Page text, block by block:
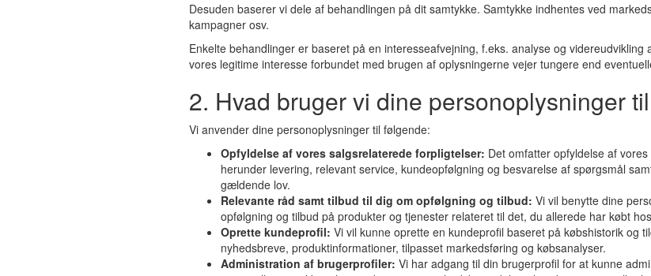
Desuden baserer vi dele af behandlingen på dit samtykke. Samtykke indhentes ved
kampagner osv.
Enkelte behandlinger er baseret på en interesseafvejning, f.eks. analyse og
vores legitime interesse forbundet med brugen af oplysningerne vejer tungere end
2. Hvad bruger vi dine personoplysninger
Vi anvender dine personoplysninger til følgende:
Opfyldelse af vores salgsrelaterede forpligtelser: Det omfatter opfyldelse af
herunder levering, relevant service, kundeopfølgning og besvarelse af spørgsmål
gældende lov.
Relevante råd samt tilbud til dig om opfølgning og tilbud: Vi vil benytte dine
opfølgning og tilbud på produkter og tjenester relateret til det, du allerede har købt
Oprette kundeprofil: Vi vil kunne oprette en kundeprofil baseret på købshistorik og
nyhedsbreve, produktinformationer, tilpasset markedsføring og købsanalyser.
Administration af brugerprofiler: Vi har adgang til din brugerprofil for at kunne